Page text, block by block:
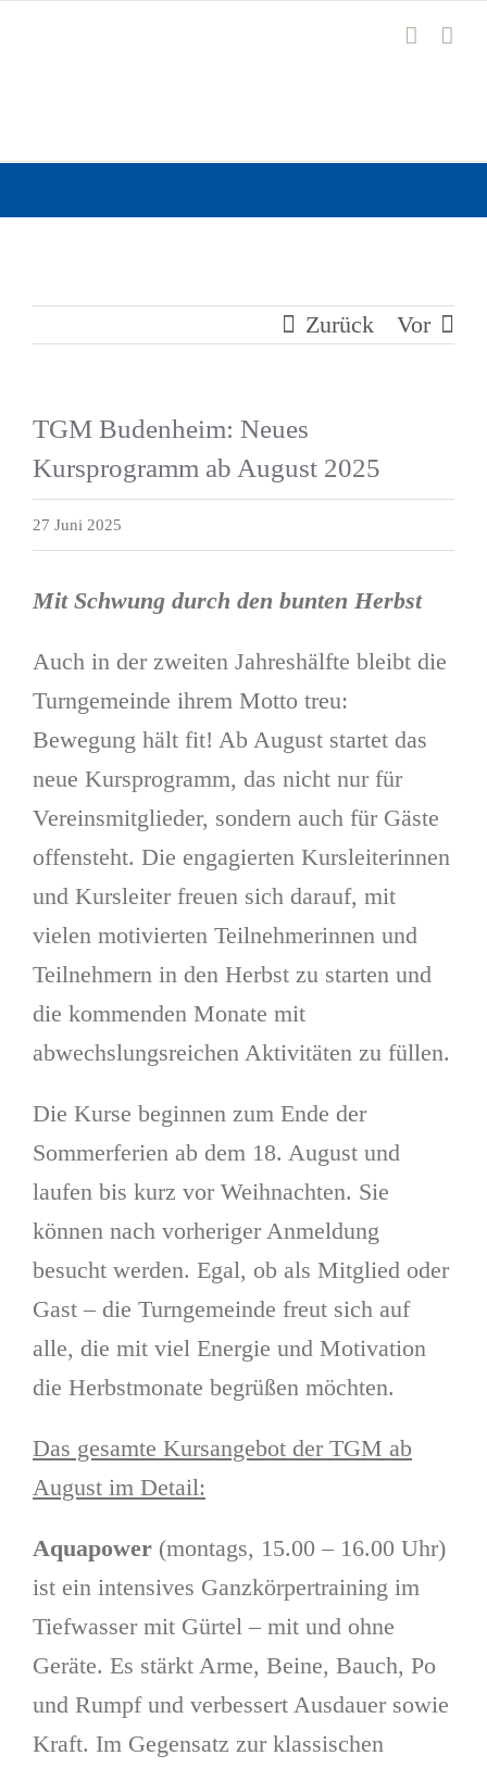
Zurück Vor
TGM Budenheim: Neues
Kursprogramm ab August 2025
27 Juni 2025
Mit Schwung durch den bunten Herbst
Auch in der zweiten Jahreshälfte bleibt die
Turngemeinde ihrem Motto treu:
Bewegung hält fit! Ab August startet das
neue Kursprogramm, das nicht nur für
Vereinsmitglieder, sondern auch für Gäste
offensteht. Die engagierten Kursleiterinnen
und Kursleiter freuen sich darauf, mit
vielen motivierten Teilnehmerinnen und
Teilnehmern in den Herbst zu starten und
die kommenden Monate mit
abwechslungsreichen Aktivitäten zu füllen.
Die Kurse beginnen zum Ende der
Sommerferien ab dem 18. August und
laufen bis kurz vor Weihnachten. Sie
können nach vorheriger Anmeldung
besucht werden. Egal, ob als Mitglied oder
Gast – die Turngemeinde freut sich auf
alle, die mit viel Energie und Motivation
die Herbstmonate begrüßen möchten.
Das gesamte Kursangebot der TGM ab
August im Detail:
Aquapower (montags, 15.00 – 16.00 Uhr)
ist ein intensives Ganzkörpertraining im
Tiefwasser mit Gürtel – mit und ohne
Geräte. Es stärkt Arme, Beine, Bauch, Po
und Rumpf und verbessert Ausdauer sowie
Kraft. Im Gegensatz zur klassischen